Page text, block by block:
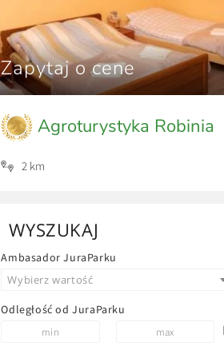
Zapytaj o cene
Agroturystyka Robinia
2 km
WYSZUKAJ
Ambasador JuraParku
Wybierz wartość
Odległość od JuraParku